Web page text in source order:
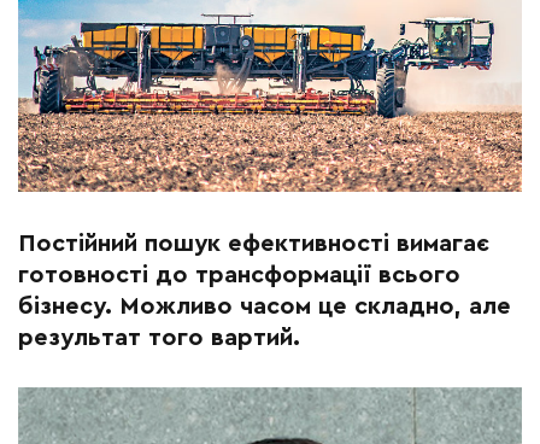
Постійний пошук ефективності вимагає
готовності до трансформації всього
бізнесу. Можливо часом це складно, але
результат того вартий.